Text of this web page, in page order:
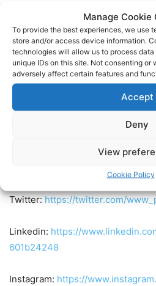
Manage Cookie
To provide the best experiences, we use
store and/or access device information.
technologies will allow us to process
unique IDs on this site. Not consenting or
adversely affect certain features and
Accept
Deny
View
Cookie Policy
καταχώρηση της ταυτότητας
-Τα παιδιά ηλικίας ως 12 ετών
γήπεδο χωρίς να
θα υπάρχει και παιδικό
15 ετών. (Ισχύει και για τα
Twitter:https://twitter.com/
Linkedin: https://
601b24248
Instagram: https://